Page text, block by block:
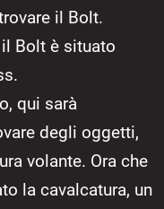
il Bolt.
Bolt è situato
qui sarà
degli oggetti,
volante. Ora che
la cavalcatura, un